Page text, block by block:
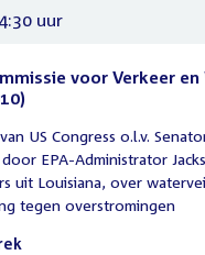
uur
voor Verkeer
US Congress o.l.v.
EPA-Administrator
uit Louisiana, over
tegen overstromingen